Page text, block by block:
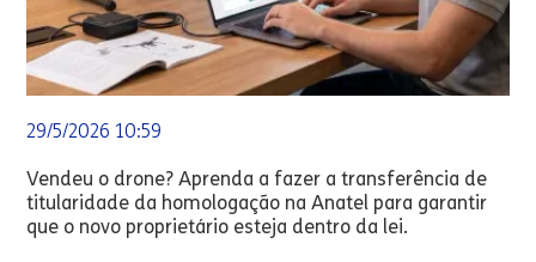
29/5/2026 10:59
Vendeu o drone? Aprenda a fazer a transferência de
titularidade da homologação na Anatel para garantir
que o novo proprietário esteja dentro da lei.